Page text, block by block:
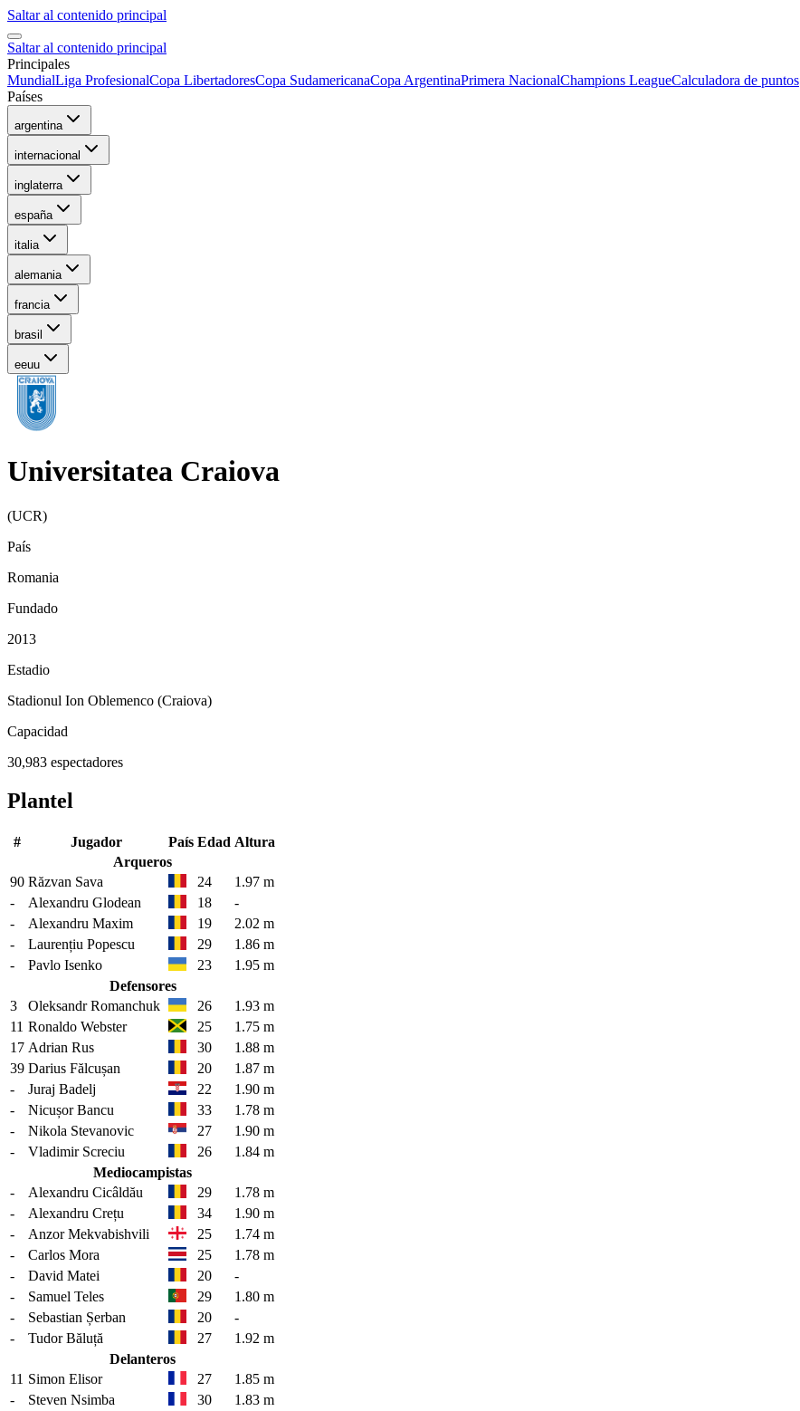
Saltar al contenido principal
Saltar al contenido principal
Principales
MundialLiga ProfesionalCopa LibertadoresCopa SudamericanaCopa ArgentinaPrimera NacionalChampions LeagueCalculadora de puntos
Países
argentina
internacional
inglaterra
españa
italia
alemania
francia
brasil
eeuu
Universitatea Craiova
(UCR)
País
Romania
Fundado
2013
Estadio
Stadionul Ion Oblemenco (Craiova)
Capacidad
30,983 espectadores
Plantel
# Jugador País Edad Altura
Arqueros
90 Răzvan Sava 24
1.97 m
-
Alexandru Glodean 18
-
-
Alexandru Maxim 19
2.02 m
-
Laurențiu Popescu 29
1.86 m
-
Pavlo Isenko 23
1.95 m
Defensores
3
Oleksandr Romanchuk 26
1.93 m
11 Ronaldo Webster 25
1.75 m
17 Adrian Rus 30
1.88 m
39 Darius Fălcușan 20
1.87 m
-
Juraj Badelj 22
1.90 m
-
Nicușor Bancu 33
1.78 m
-
Nikola Stevanovic 27
1.90 m
-
Vladimir Screciu 26
1.84 m
Mediocampistas
-
Alexandru Cicâldău 29
1.78 m
-
Alexandru Crețu 34
1.90 m
-
Anzor Mekvabishvili 25
1.74 m
-
Carlos Mora 25
1.78 m
-
David Matei 20
-
-
Samuel Teles 29
1.80 m
-
Sebastian Șerban 20
-
-
Tudor Băluță 27
1.92 m
Delanteros
11 Simon Elisor 27
1.85 m
-
Steven Nsimba 30
1.83 m